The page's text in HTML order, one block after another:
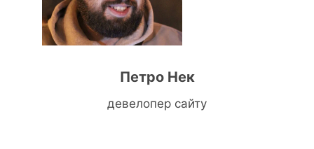
Петро Нек
девелопер сайту